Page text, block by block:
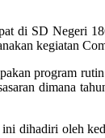
2015
di SD Negeri
kegiatan
program
dimana
dihadiri oleh